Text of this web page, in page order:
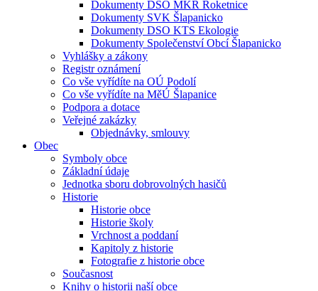
Dokumenty DSO MKR Roketnice
Dokumenty SVK Šlapanicko
Dokumenty DSO KTS Ekologie
Dokumenty Společenství Obcí Šlapanicko
Vyhlášky a zákony
Registr oznámení
Co vše vyřídíte na OÚ Podolí
Co vše vyřídíte na MěÚ Šlapanice
Podpora a dotace
Veřejné zakázky
Objednávky, smlouvy
Obec
Symboly obce
Základní údaje
Jednotka sboru dobrovolných hasičů
Historie
Historie obce
Historie školy
Vrchnost a poddaní
Kapitoly z historie
Fotografie z historie obce
Současnost
Knihy o historii naší obce